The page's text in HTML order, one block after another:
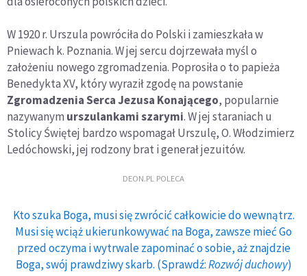
W 1920 r. Urszula powróciła do Polski i zamieszkała w
Pniewach k. Poznania. W jej sercu dojrzewała myśl o
założeniu nowego zgromadzenia. Poprosiła o to papieża
Benedykta XV, który wyraził zgodę na powstanie
Zgromadzenia Serca Jezusa Konającego, popularnie
nazywanym urszulankami szarymi. W jej staraniach u
Stolicy Świętej bardzo wspomagał Urszulę, O. Włodzimierz
Ledóchowski, jej rodzony brat i generał jezuitów.
DEON.PL POLECA
Kto szuka Boga, musi się zwrócić całkowicie do wewnątrz.
Musi się wciąż ukierunkowywać na Boga, zawsze mieć Go
przed oczyma i wytrwale zapominać o sobie, aż znajdzie
Boga, swój prawdziwy skarb. (Sprawdź:Rozwój duchowy)